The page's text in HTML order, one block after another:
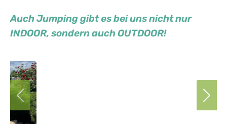
Auch Jumping gibt es bei uns nicht nur
INDOOR, sondern auch OUTDOOR!
Zurück